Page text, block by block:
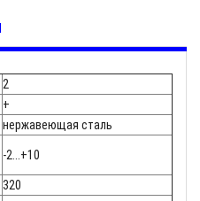
2
+
нержавеющая сталь
-2...+10
320